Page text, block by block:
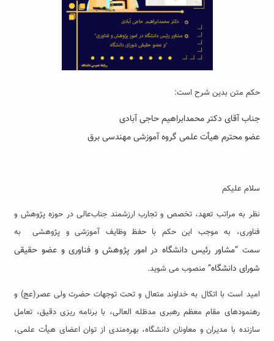
حکم متن بدین شرح است:
جناب آقای دکتر محمدابراهیم حاجی آبادی
عضو محترم هیأت علمی گروه آموزشی مهندسی برق
سلام علیکم
نظر به مراتب تعهد، تخصص و تجارب ارزشمند جناب‌عالی در حوزه پژوهش و
فناوری، به موجب این حکم با حفظ وظایف آموزشی و پژوهشی به
سمت “مشاور رئیس دانشگاه در امور پژوهش و فناوری و عضو حقیقی
شورای دانشگاه” منصوب می شوید.
امید است با اتکال به خداوند متعال و تحت توجهات حضرت ولی عصر(عج) و
رهنمودهای مقام معظم رهبری مدظله العالی، با برنامه ریزی دقیق، تعامل
سازنده با مدیران و معاونان دانشگاه، بهره‌مندی از توان اعضای هیأت علمی،